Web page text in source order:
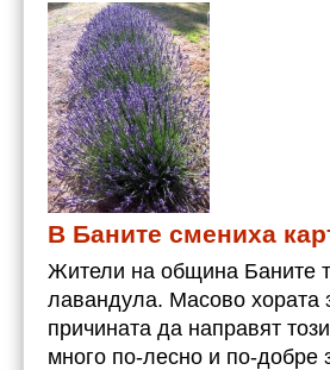
В Баните смениха
Жители на община Баните
лавандула. Масово хората
причината да направят
много по-лесно и по-добре